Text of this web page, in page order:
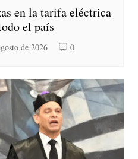
en la tarifa eléctrica
el país
de 2026 0